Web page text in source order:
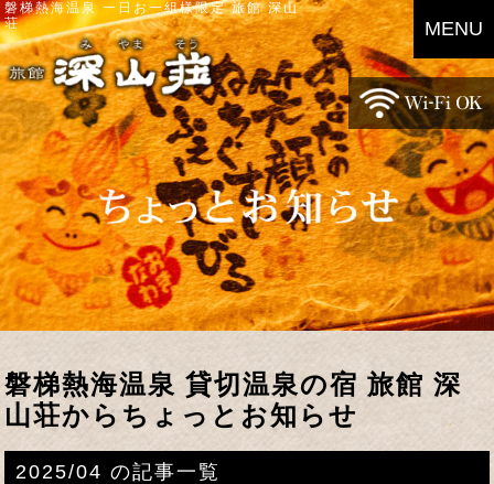
磐梯熱海温泉 一日お一組様限定 旅館 深山
荘
磐梯熱海温泉 貸切温泉の宿 旅館 深
山荘からちょっとお知らせ
2025/04 の記事一覧
MENU